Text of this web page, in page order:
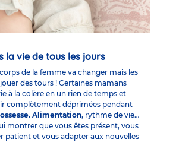
la vie de tous les jours
de la femme va changer mais les
des tours ! Certaines mamans
à la colère en un rien de temps et
complètement déprimées pendant
Alimentation, rythme de vie…
montrer que vous êtes présent, vous
patient et vous adapter aux nouvelles